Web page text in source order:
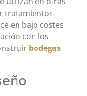
tratamientos
en bajo costes
con los
bodegas